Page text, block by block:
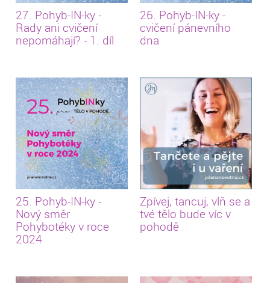
27. Pohyb-IN-ky -
Rady ani cvičení
nepomáhají? - 1. díl
26. Pohyb-IN-ky -
cvičení pánevního
dna
25. Pohyb-IN-ky -
Nový směr
Pohybotéky v roce
2024
Zpívej, tancuj, vlň se a
tvé tělo bude víc v
pohodě